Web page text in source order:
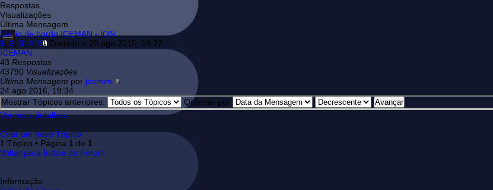
Respostas
Visualizações
Última Mensagem
Diário de bordo ICEMAN - ION
1,2, 3, 4, 5
Enviado » 20 ago 2015, 09:32
ICEMAN
43 Respostas
43790 Visualizações
Última Mensagem por jasmim
24 ago 2016, 19:34
Mostrar Tópicos anteriores:
Ordenar por
Ver mais detalhes
Criar um novo Tópico
1 Tópico • Página 1 de 1
Voltar para Índice do Fórum
Informação